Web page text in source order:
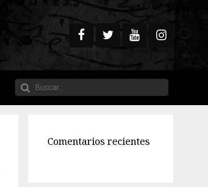
Comentarios recientes